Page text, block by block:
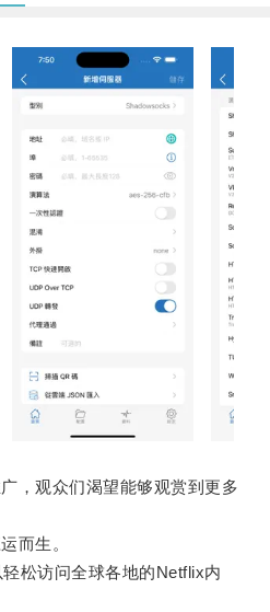
观众们渴望能够观赏到更多
而生。
访问全球各地的Netflix内